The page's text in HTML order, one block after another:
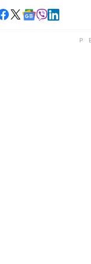
в Telegram
Читайте в
Читайте в X
Читайте в
Читайте